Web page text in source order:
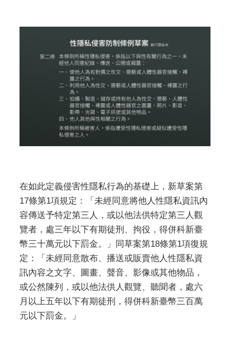
在如此定義侵害性隱私行為的基礎上，新草案第
17條第1項規定：「未經同意將他人性隱私資訊內
容傳送予特定第三人，或以他法供特定第三人觀
覽者，處三年以下有期徒刑、拘役，得併科新臺
幣三十萬元以下罰金。」同草案第18條第1項復規
定：「未經同意散布、播送或販賣他人性隱私資
訊內容之文字、圖畫、聲音、影像或其他物品，
或公然陳列，或以他法供人觀覽、聽聞者，處六
月以上五年以下有期徒刑，得併科新臺幣三百萬
元以下罰金。」